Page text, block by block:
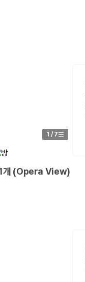
1 / 7
1개 (Opera View)